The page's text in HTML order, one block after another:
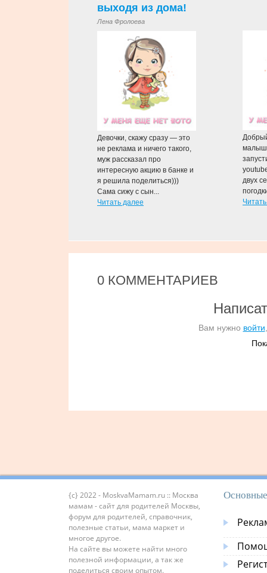
выходя из дома!
Лена Фролоева
Девочки, скажу сразу — это
не реклама и ничего такого,
муж рассказал про
интересную акцию в банке и
я решила поделиться)))
Сама сижу с сын...
Читать далее
двух
0 КОММЕНТАРИЕВ
Вам нужно войти
{c} 2022 - MoskvaMamam.ru :: Москва
мамам - сайт для родителей Москвы,
форум для родителей, справочник,
полезные статьи, мама маркет и
многое другое.
На сайте вы можете найти много
полезной информации, а так же
поделиться своим опытом.